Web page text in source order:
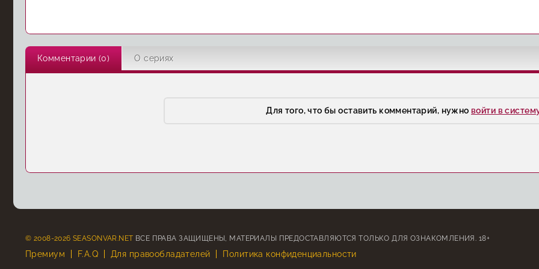
Комментарии (0) О сериях
Для того, что бы оставить комментарий, нужно войти в
© 2008-2026 SEASONVAR.NET ВСЕ ПРАВА ЗАЩИЩЕНЫ, МАТЕРИАЛЫ ПРЕДОСТАВЛЯЮТСЯ ТОЛЬКО ДЛЯ ОЗНАКОМЛЕНИЯ. 18+
Премиум F.A.Q Для правообладателей Политика конфиденциальности